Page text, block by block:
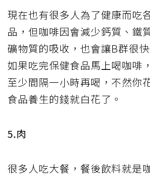
現在也有很多人為了健康而吃
品，但咖啡因會減少鈣質、鐵
礦物質的吸收，也會讓B群很
如果吃完保健食品馬上喝咖啡
至少間隔一小時再喝，不然你
食品養生的錢就白花了。
5.肉
很多人吃大餐，餐後飲料就是